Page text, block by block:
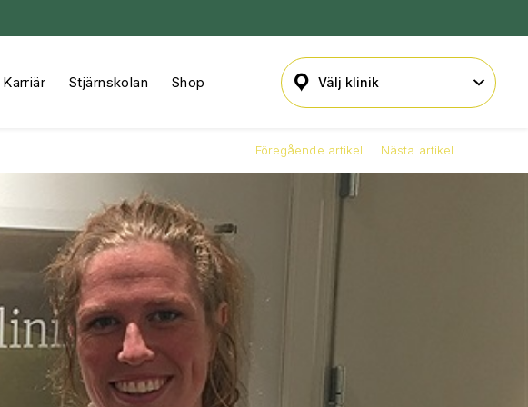
Karriär Stjärnskolan Shop
Nästa artikel
Föregående artikel